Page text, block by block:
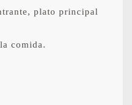
plato principal
comida.